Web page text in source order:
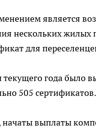
является
нескольких
для
текущего года было
505 сертификатов.
начаты выплаты